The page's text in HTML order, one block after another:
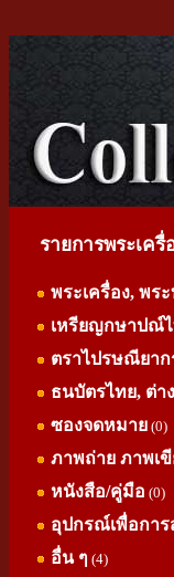
รายการพระเครื่
พระเครื่อง, พร
เหรียญกษาปณ์ไ
ตราไปรษณียาก
ธนบัตรไทย, ต่า
ซองจดหมาย (0)
ภาพถ่าย ภาพเ
หนังสือ/คู่มือ (0)
อุปกรณ์เพื่อการ
อื่น ๆ (4)